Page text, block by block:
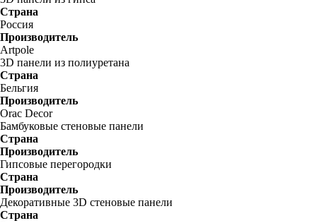
Страна
Россия
Производитель
Artpole
3D панели из полиуретана
Страна
Бельгия
Производитель
Orac Decor
Бамбуковые стеновые панели
Страна
Производитель
Гипсовые перегородки
Страна
Производитель
Декоративные 3D стеновые панели
Страна